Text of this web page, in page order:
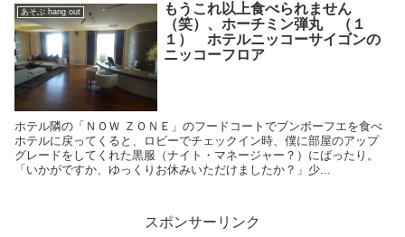
あそぶ hang out
もうこれ以上食べられません
（笑）、ホーチミン弾丸 （１
１） ホテルニッコーサイゴンの
ニッコーフロア
ホテル隣の「ＮＯＷ ＺＯＮＥ」のフードコートでブンボーフエを食べ
ホテルに戻ってくると、ロビーでチェックイン時、僕に部屋のアップ
グレードをしてくれた黒服（ナイト・マネージャー？）にばったり。
「いかがですか、ゆっくりお休みいただけましたか？」少...
スポンサーリンク